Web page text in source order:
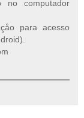
no computador
para acesso